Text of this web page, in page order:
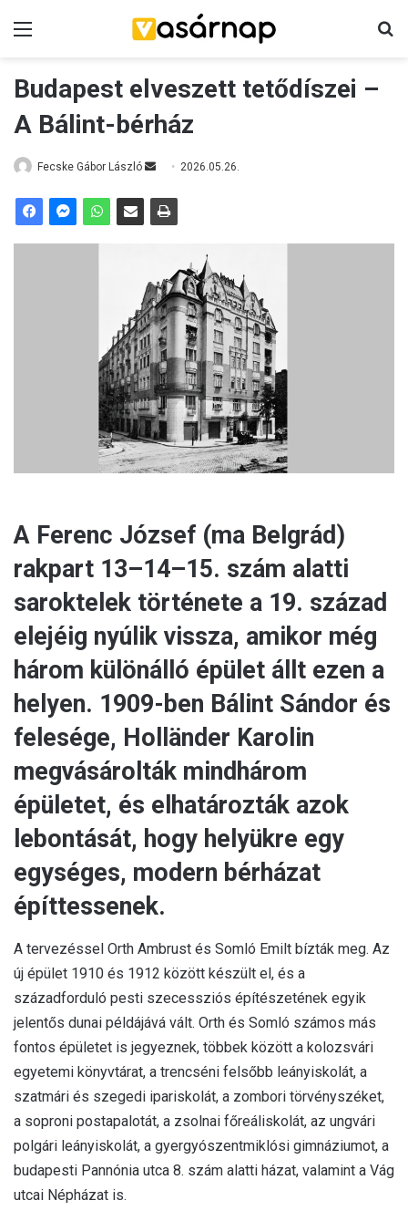
Budapest elveszett tetődíszei –
A Bálint-bérház
Fecske Gábor László
n
e
m
a
i
l
2026.05.26.
A Ferenc József (ma Belgrád)
rakpart 13–14–15. szám alatti
saroktelek története a 19. század
elejéig nyúlik vissza, amikor még
három különálló épület állt ezen a
helyen. 1909-ben Bálint Sándor és
felesége, Holländer Karolin
megvásárolták mindhárom
épületet, és elhatározták azok
lebontását, hogy helyükre egy
egységes, modern bérházat
építtessenek.
A tervezéssel Orth Ambrust és Somló Emilt bízták meg. Az
új épület 1910 és 1912 között készült el, és a
századforduló pesti szecessziós építészetének egyik
jelentős dunai példájává vált. Orth és Somló számos más
fontos épületet is jegyeznek, többek között a kolozsvári
egyetemi könyvtárat, a trencséni felsőbb leányiskolát, a
szatmári és szegedi ipariskolát, a zombori törvényszéket,
a soproni postapalotát, a zsolnai főreáliskolát, az ungvári
polgári leányiskolát, a gyergyószentmiklósi gimnáziumot, a
budapesti Pannónia utca 8. szám alatti házat, valamint a Vág
utcai Népházat is.